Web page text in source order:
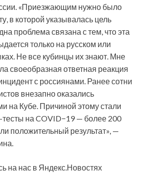
«Приезжающим нужно было
в которой указывалась цель
проблема связана с тем, что эта
только на русском или
Не все кубинцы их знают. Мне
своеобразная ответная реакция
с россиянами. Ранее сотни
внезапно оказались
на Кубе. Причиной этому стали
на COVID−19 — более 200
положительный результат», —
на нас в Яндекс.Новостях